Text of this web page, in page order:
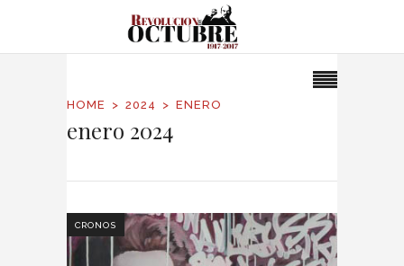
HOME 2024 ENERO
enero 2024
CRONOS